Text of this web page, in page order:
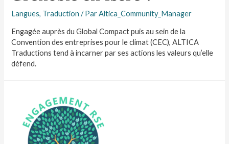
Langues, Traduction / ParAltica_Community_Manager
Engagée auprès du Global Compact puis au sein de la
Convention des entreprises pour le climat (CEC), ALTICA
Traductions tend à incarner par ses actions les valeurs qu’elle
défend.